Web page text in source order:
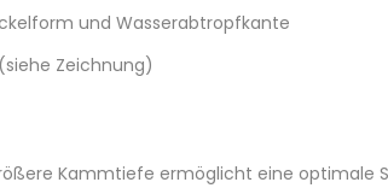
und Wasserabtropfkante
Zeichnung)
Kammtiefe ermöglicht eine optimale